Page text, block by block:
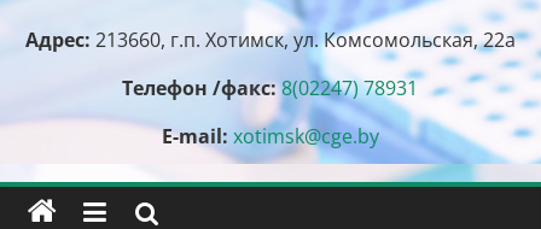
Адрес: 213660, г.п. Хотимск, ул. Комсомольская, 22а
Телефон /факс:8(02247) 78931
E-mail: xotimsk@cge.by